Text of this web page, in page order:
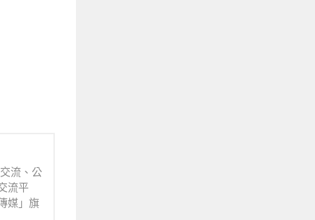
流、公
流平
媒」旗